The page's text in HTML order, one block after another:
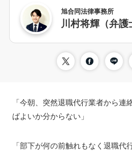
旭合同法律事務所
川村将輝（弁護
「今朝、突然退職代行業者から連
ばよいか分からない」
「部下が何の前触れもなく退職代